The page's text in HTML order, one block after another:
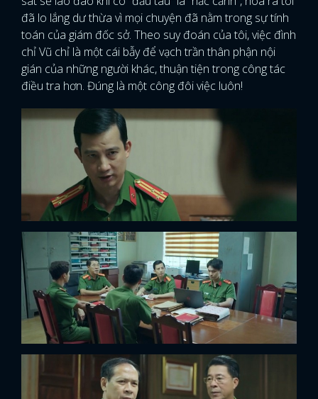
đã lo lắng dư thừa vì mọi chuyện đã nằm trong sự tính
toán của giám đốc sở. Theo suy đoán của tôi, việc đình
chỉ Vũ chỉ là một cái bẫy để vạch trần thân phận nội
gián của những người khác, thuận tiện trong công tác
điều tra hơn. Đúng là một công đôi việc luôn!